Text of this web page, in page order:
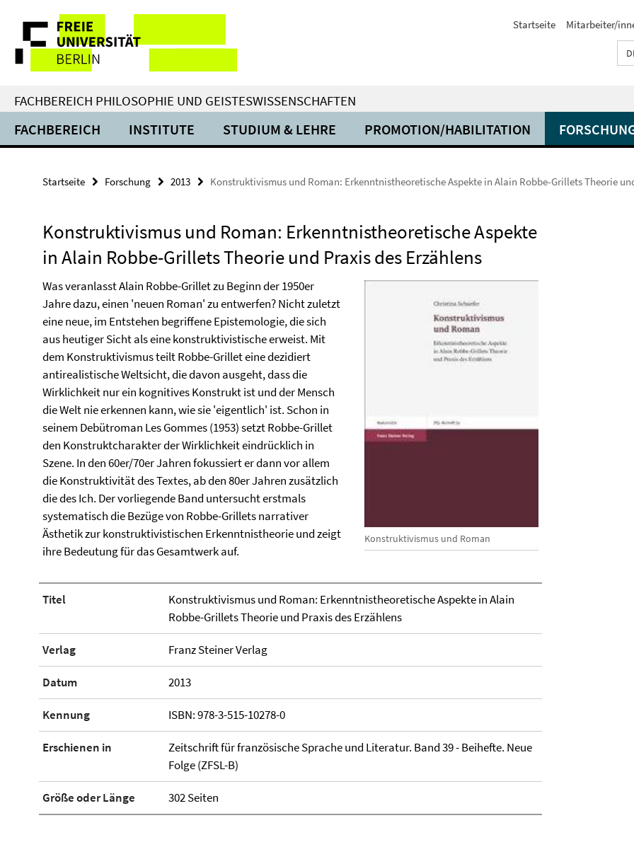
direkt
Inhalt
Service-
Navigation
Startseite Mitarbeiter/
FACHBEREICH PHILOSOPHIE UND GEISTESWISSENSCHAFTEN
FACHBEREICH INSTITUTE STUDIUM & LEHRE PROMOTION/HABILITATION
Startseite Forschung 2013 Konstruktivismus und Roman: Erkenntnistheoretische Aspekte in Alain Robbe-Grillets Theorie
Konstruktivismus und Roman: Erkenntnistheoretische Aspekte
in Alain Robbe-Grillets Theorie und Praxis des Erzählens
Konstruktivismus und Roman
Was veranlasst Alain Robbe-Grillet zu Beginn der 1950er
Jahre dazu, einen 'neuen Roman' zu entwerfen? Nicht zuletzt
eine neue, im Entstehen begriffene Epistemologie, die sich
aus heutiger Sicht als eine konstruktivistische erweist. Mit
dem Konstruktivismus teilt Robbe-Grillet eine dezidiert
antirealistische Weltsicht, die davon ausgeht, dass die
Wirklichkeit nur ein kognitives Konstrukt ist und der Mensch
die Welt nie erkennen kann, wie sie 'eigentlich' ist. Schon in
seinem Debütroman Les Gommes (1953) setzt Robbe-Grillet
den Konstruktcharakter der Wirklichkeit eindrücklich in
Szene. In den 60er/70er Jahren fokussiert er dann vor allem
die Konstruktivität des Textes, ab den 80er Jahren zusätzlich
die des Ich. Der vorliegende Band untersucht erstmals
systematisch die Bezüge von Robbe-Grillets narrativer
Ästhetik zur konstruktivistischen Erkenntnistheorie und zeigt
ihre Bedeutung für das Gesamtwerk auf.
Titel
Konstruktivismus und Roman: Erkenntnistheoretische Aspekte in Alain
Robbe-Grillets Theorie und Praxis des Erzählens
Verlag Franz Steiner Verlag
Datum 2013
Kennung ISBN: 978-3-515-10278-0
Erschienen in
Zeitschrift für französische Sprache und Literatur. Band 39 - Beihefte. Neue
Folge (ZFSL-B)
Größe oder Länge 302 Seiten